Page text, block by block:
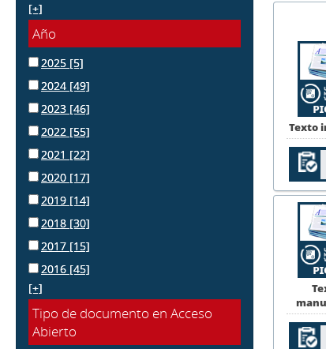
[+]
Año
2025 [5]
2024 [49]
2023 [46]
2022 [55]
2021 [22]
2020 [17]
2019 [14]
2018 [30]
2017 [15]
2016 [45]
[+]
Tipo de documento en Acceso
Abierto
Texto